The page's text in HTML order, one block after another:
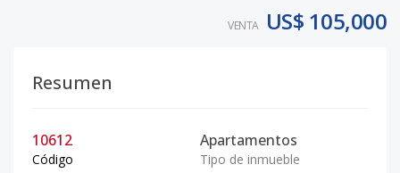
VENTA US$ 105,000
Resumen
10612
Código
Apartamentos
Tipo de inmueble